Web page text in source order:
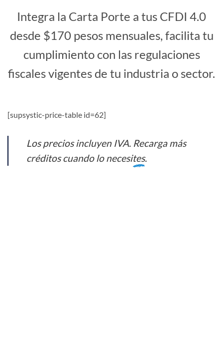
Integra la Carta Porte a tus CFDI 4.0
desde $170 pesos mensuales, facilita tu
cumplimiento con las regulaciones
fiscales vigentes de tu industria o sector.
[supsystic-price-table id=62]
Los precios incluyen IVA. Recarga más
créditos cuando lo necesites.